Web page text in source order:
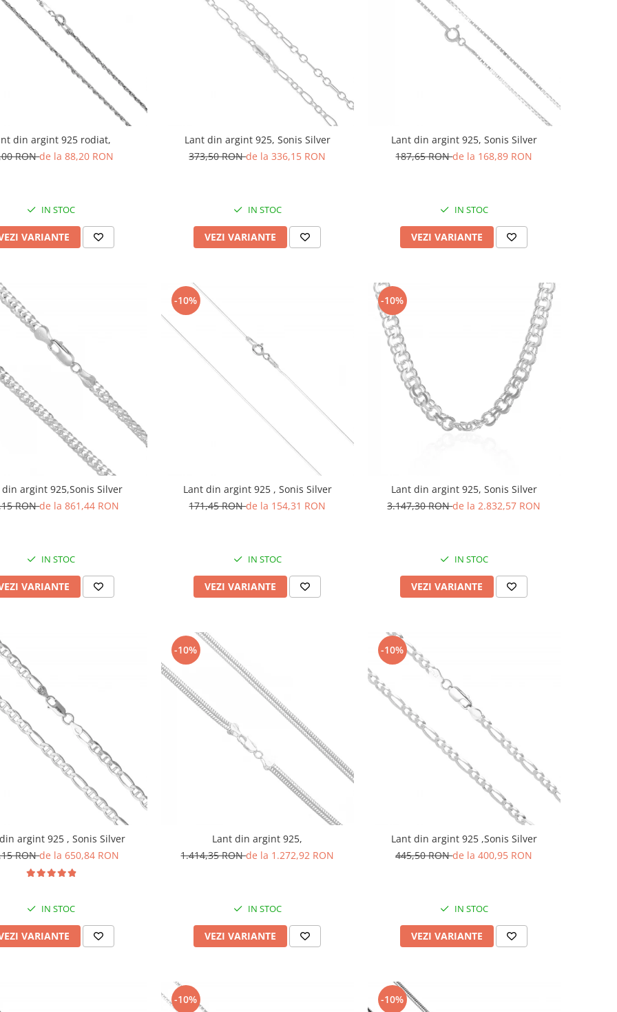
din argint 925 rodiat,
RONde la 88,20 RON
IN STOC
VARIANTE
Lant din argint 925, Sonis Silver
373,50 RONde la 336,15 RON
IN STOC
VEZI VARIANTE
Lant din argint 925, Sonis Silver
187,65 RONde la 168,89 RON
IN STOC
VEZI VARIANTE
din argint 925,Sonis Silver
RONde la 861,44 RON
IN STOC
VARIANTE
-10%
Lant din argint 925 , Sonis Silver
171,45 RONde la 154,31 RON
IN STOC
VEZI VARIANTE
-10%
Lant din argint 925, Sonis Silver
3.147,30 RONde la 2.832,57 RON
IN STOC
VEZI VARIANTE
argint 925 , Sonis Silver
RONde la 650,84 RON
IN STOC
VARIANTE
-10%
Lant din argint 925,
1.414,35 RONde la 1.272,92 RON
IN STOC
VEZI VARIANTE
-10%
Lant din argint 925 ,Sonis Silver
445,50 RONde la 400,95 RON
IN STOC
VEZI VARIANTE
-10% -10%